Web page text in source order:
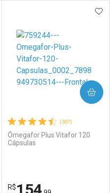
AOS FAVORITOS
(307)
Ômegafor Plus Vitafor 120
Cápsulas
R$
COMPRAR